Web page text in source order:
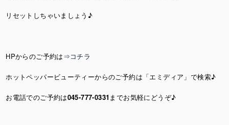
リセットしちゃいましょう♪
HPからのご予約は⇒コチラ
ホットペッパービューティーからのご予約は「エミディア」で検索♪
お電話でのご予約は045-777-0331 までお気軽にどうぞ♪